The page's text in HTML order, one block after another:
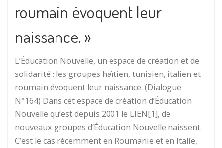
roumain évoquent leur
naissance. »
L’Éducation Nouvelle, un espace de création et de
solidarité : les groupes haïtien, tunisien, italien et
roumain évoquent leur naissance. (Dialogue
N°164) Dans cet espace de création d’Éducation
Nouvelle qu’est depuis 2001 le LIEN[1], de
nouveaux groupes d’Éducation Nouvelle naissent.
C’est le cas récemment en Roumanie et en Italie,